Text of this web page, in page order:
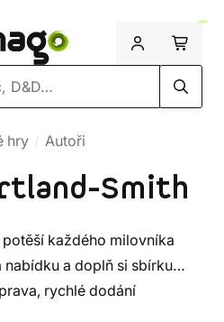
hry Autoři
Smith
každého milovníka
a doplň si sbírku
rychlé dodání